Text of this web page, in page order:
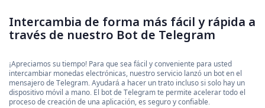
Intercambia de forma más fácil y rápida a
través de nuestro Bot de Telegram
¡Apreciamos su tiempo! Para que sea fácil y conveniente para usted
intercambiar monedas electrónicas, nuestro servicio lanzó un bot en el
mensajero de Telegram. Ayudará a hacer un trato incluso si solo hay un
dispositivo móvil a mano. El bot de Telegram te permite acelerar todo el
proceso de creación de una aplicación, es seguro y confiable.